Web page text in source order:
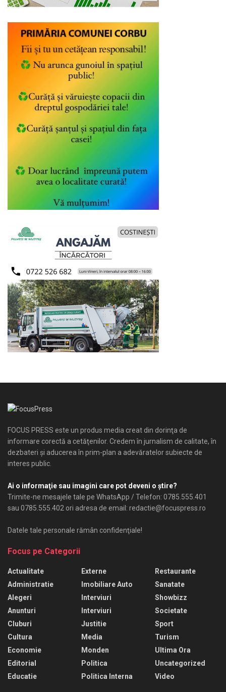
FOCUS PRESS este un produs media creat din dorinţa de
informare corectă a cetăţenilor. Credem în jurnalism de calitate, în
dezbateri şi aducerea în prim-plan a adevăratelor subiecte de
interes public.
Ai o informaţie sau imagini care pot deveni o ştire?
Trimite-ne mesajele tale pe WhatsApp / Telefon: 0785.555.401
sau 0785.555.402 ori adresa de email: redactie@focuspress.ro
Datele tale personale rămân confidenţiale!
Focus pe Categorii
Actualitate
Administratie
Alegeri
Anunturi
Cluburi
Cultura
Economie
Editorial
Educatie
Externe
Imobiliare Auto
Interviuri
Interviuri
Justitie
Media
Monden
Politica
Politica Interna
Restaurante
Sanatate
Showbizz
Societate
Sport
Turism
Ultima Ora
Uncategorized
Video